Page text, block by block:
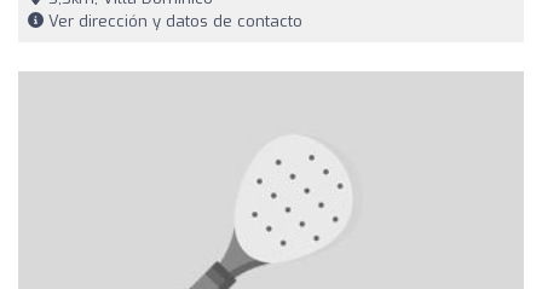
Ver dirección y datos de contacto